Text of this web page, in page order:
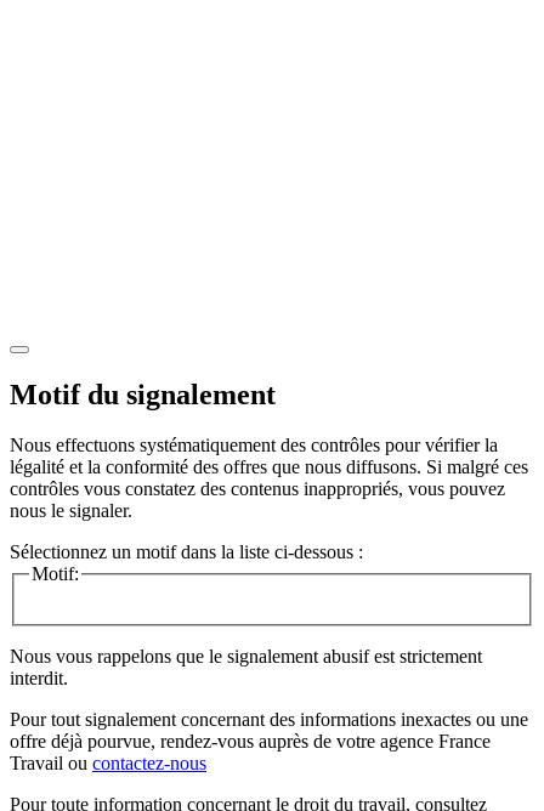
Motif du signalement
Nous effectuons systématiquement des contrôles pour vérifier la
légalité et la conformité des offres que nous diffusons. Si malgré ces
contrôles vous constatez des contenus inappropriés, vous pouvez
nous le signaler.
Sélectionnez un motif dans la liste ci-dessous :
Motif:
Nous vous rappelons que le signalement abusif est strictement
interdit.
Pour tout signalement concernant des informations inexactes ou une
offre déjà pourvue, rendez-vous auprès de votre agence France
Travail ou contactez-nous
Pour toute information concernant le droit du travail, consultez